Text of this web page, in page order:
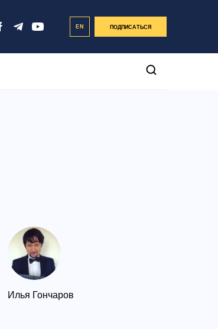
EN ПОДПИСАТЬСЯ
Илья Гончаров